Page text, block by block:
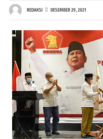
REDAKSI DESEMBER 29, 2021